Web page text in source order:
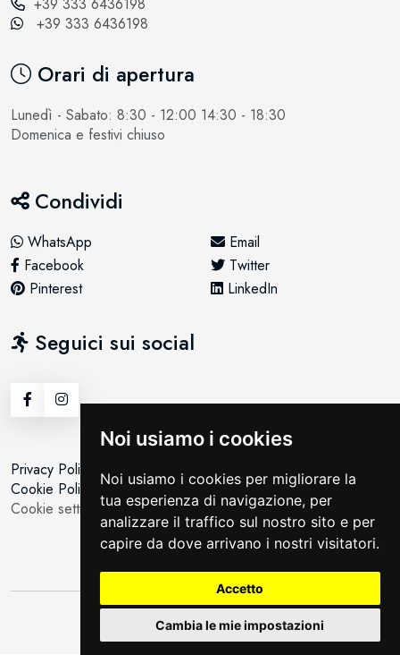
Noi usiamo i cookies
Noi usiamo i cookies per migliorare la
tua esperienza di navigazione, per
analizzare il traffico sul nostro sito e per
capire da dove arrivano i nostri visitatori.
Accetto
Cambia le mie impostazioni
+39 333 6436198
Orari di apertura
Lunedì - Sabato: 8:30 - 12:00 14:30 - 18:30
Domenica e festivi chiuso
Condividi
WhatsApp
Email
Facebook
Twitter
Pinterest
LinkedIn
Seguici sui social
Privacy Policy
Cookie Policy
Cookie setting
©All Rights Reserved | ByMoving